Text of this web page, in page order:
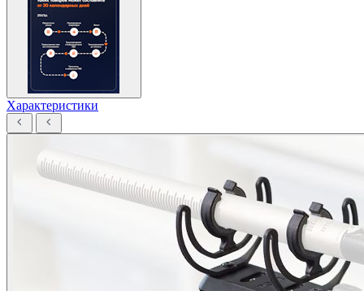
Характеристики